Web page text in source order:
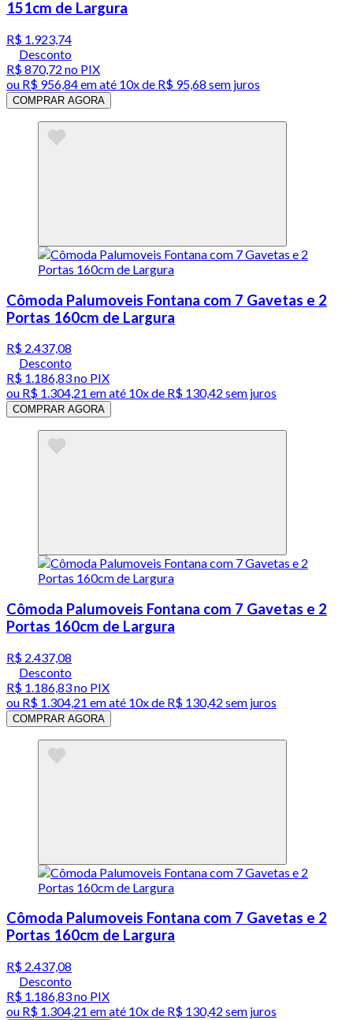
151cm de Largura
R$ 1.923,74
Desconto
R$ 870,72 no PIX
ou R$ 956,84em até 10x de R$ 95,68 sem juros
COMPRAR AGORA
Cômoda Palumoveis Fontana com 7 Gavetas e 2
Portas 160cm de Largura
R$ 2.437,08
Desconto
R$ 1.186,83no PIX
ou R$ 1.304,21 em até 10x de R$ 130,42 sem juros
COMPRAR AGORA
Cômoda Palumoveis Fontana com 7 Gavetas e 2
Portas 160cm de Largura
R$ 2.437,08
Desconto
R$ 1.186,83no PIX
ou R$ 1.304,21 em até 10x de R$ 130,42 sem juros
COMPRAR AGORA
Cômoda Palumoveis Fontana com 7 Gavetas e 2
Portas 160cm de Largura
R$ 2.437,08
Desconto
R$ 1.186,83no PIX
ou R$ 1.304,21 em até 10x de R$ 130,42 sem juros